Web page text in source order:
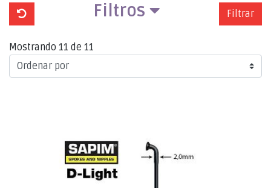
Filtros Filtrar
Mostrando 11 de 11